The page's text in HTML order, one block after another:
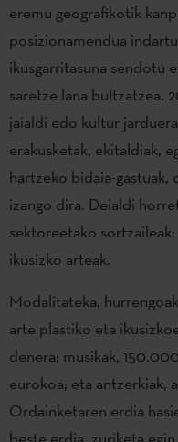
eremu geografikotik
posizionamendua
ikusgarritasuna sendotu
saretze lana bultzatzea.
jaialdi edo kultur
erakusketak, ekitaldiak,
hartzeko bidaia-
izango dira. Deialdi
sektoreetako
ikusizko arteak.
Modalitateka,
arte plastiko eta
denera; musikak,
eurokoa; eta antzerkiak,
Ordainketaren erdia
beste erdia, zuriketa